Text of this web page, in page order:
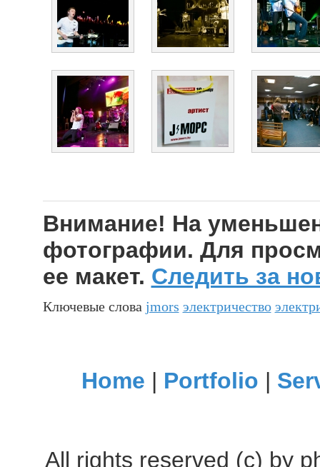
Внимание! На
фотографии. Для
ее макет. Следить за
Ключевые слова jmors электричество
Home | Portfolio |
All rights reserved (c) by